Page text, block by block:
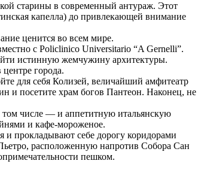
старины в современный антураж. Этот
капелла) до привлекающей внимание
ценится во всем мире.
с Policlinico Universitario “A Gernelli”.
истинную жемчужину архитектуры.
города.
для себя Колизей, величайший амфитеатр
и посетите храм богов Пантеон. Наконец, не
том числе — и аппетитную итальянскую
и кафе-мороженое.
и прокладывают себе дорогу коридорами
расположенную напротив Собора Сан
пешком.